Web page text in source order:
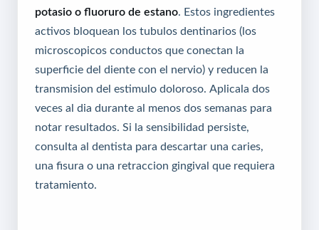
potasio o fluoruro de estano . Estos ingredientes
activos bloquean los tubulos dentinarios (los
microscopicos conductos que conectan la
superficie del diente con el nervio) y reducen la
transmision del estimulo doloroso. Aplicala dos
veces al dia durante al menos dos semanas para
notar resultados. Si la sensibilidad persiste,
consulta al dentista para descartar una caries,
una fisura o una retraccion gingival que requiera
tratamiento.